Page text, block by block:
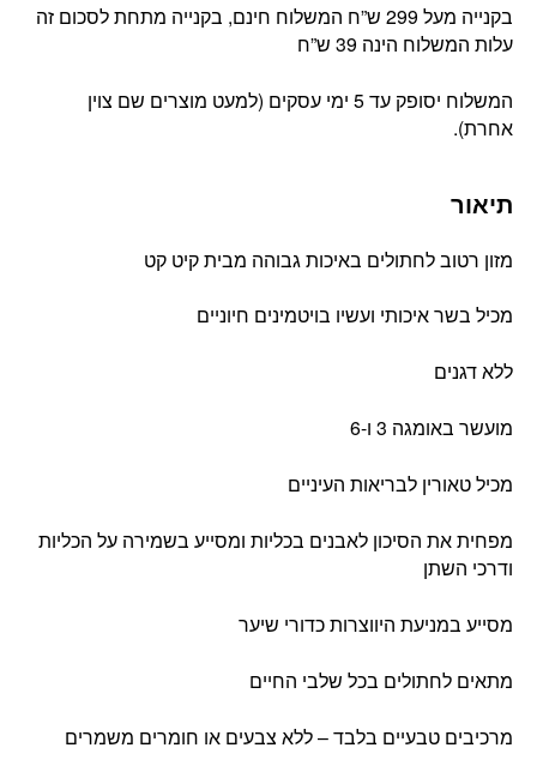
בקנייה מעל 299 ש”ח המשלוח חינם, בקנייה מתחת לסכום זה
עלות המשלוח הינה 39 ש”ח
המשלוח יסופק עד 5 ימי עסקים (למעט מוצרים שם צוין
אחרת).
תיאור
מזון רטוב לחתולים באיכות גבוהה מבית קיט קט
מכיל בשר איכותי ועשיו בויטמינים חיוניים
ללא דגנים
מועשר באומגה 3 ו-6
מכיל טאורין לבריאות העיניים
מפחית את הסיכון לאבנים בכליות ומסייע בשמירה על הכליות
ודרכי השתן
מסייע במניעת היווצרות כדורי שיער
מתאים לחתולים בכל שלבי החיים
מרכיבים טבעיים בלבד – ללא צבעים או חומרים משמרים